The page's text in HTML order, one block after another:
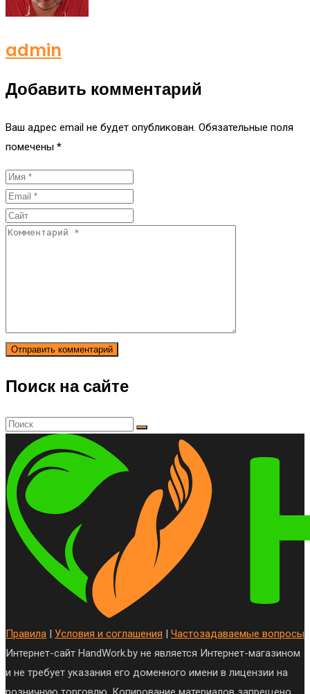
admin
Добавить комментарий
Ваш адрес email не будет опубликован. Обязательные поля
помечены *
Поиск на сайте
Правила | Условия и соглашения | Частозадаваемые вопросы
Интернет-сайт HandWork.by не является Интернет-магазином
и не требует указания его доменного имени в лицензии на